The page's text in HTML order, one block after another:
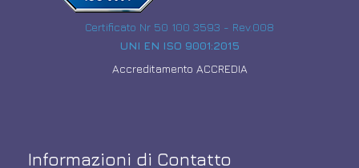
Certificato Nr 50 100 3593 - Rev.008
UNI EN ISO 9001:2015
Accreditamento ACCREDIA
Informazioni di Contatto